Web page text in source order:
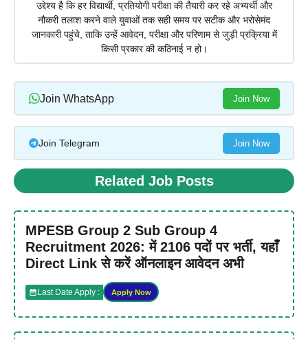
उद्देश्य है कि हर विद्यार्थी, प्रतियोगी परीक्षा की तैयारी कर रहे अभ्यर्थी और
नौकरी तलाश करने वाले युवाओं तक सही समय पर सटीक और भरोसेमंद
जानकारी पहुंचे, ताकि उन्हें आवेदन, परीक्षा और परिणाम से जुड़ी प्रक्रिया में
किसी प्रकार की कठिनाई न हो।
Join WhatsApp Join Now
Join Telegram Join Now
Related Job Posts
MPESB Group 2 Sub Group 4
Recruitment 2026: में 2106 पदों पर भर्ती, यहाँ
Direct Link से करें ऑनलाइन आवेदन अभी
Last Date Apply : Apply Now